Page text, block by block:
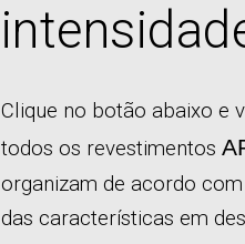
Clique no botão abaixo e
todos os revestimentos
organizam de acordo
das características em